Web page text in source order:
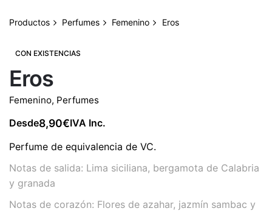
Productos Perfumes Femenino Eros
CON EXISTENCIAS
Eros
Femenino, Perfumes
Desde8,90€IVA Inc.
Perfume de equivalencia de VC.
Notas de salida: Lima siciliana, bergamota de Calabria
y granada
Notas de corazón: Flores de azahar, jazmín sambac y